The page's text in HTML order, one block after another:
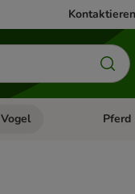
KleintierMenü öffnen: Fisch
Vogel Pferd